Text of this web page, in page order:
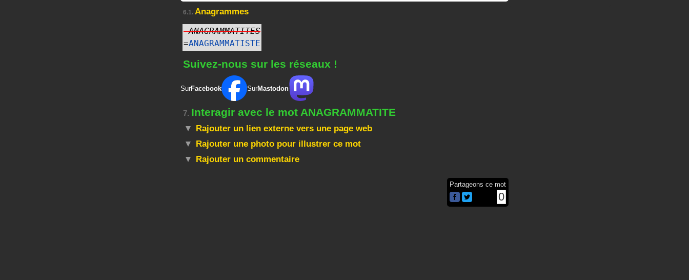
6.1. Anagrammes
ANAGRAMMATITES
=ANAGRAMMATISTE
Suivez-nous sur les réseaux !
SurFacebook SurMastodon
7. Interagir avec le mot ANAGRAMMATITE
Rajouter un lien externe vers une page web
Rajouter une photo pour illustrer ce mot
Rajouter un commentaire
Partageons ce mot
0